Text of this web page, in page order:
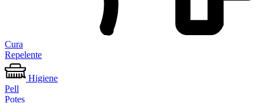
Cura
Repelente
Higiene
Pell
Potes